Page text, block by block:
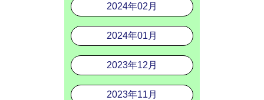
2024年02月
2024年01月
2023年12月
2023年11月